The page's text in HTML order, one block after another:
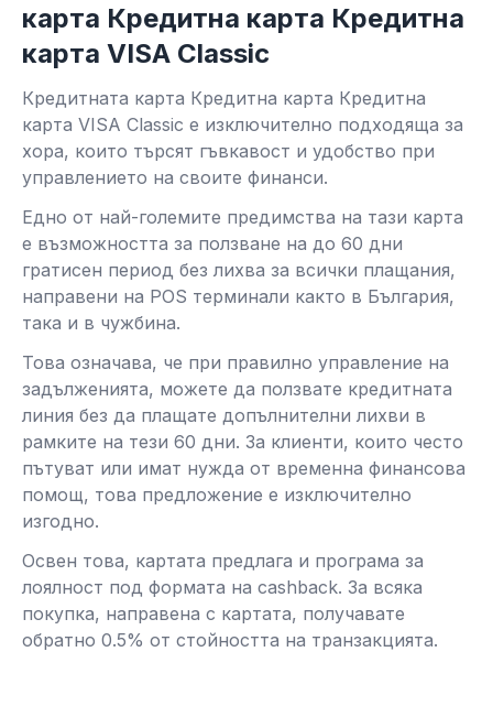
карта Кредитна карта Кредитна
карта VISA Classic
Кредитната карта Кредитна карта Кредитна
карта VISA Classic е изключително подходяща за
хора, които търсят гъвкавост и удобство при
управлението на своите финанси.
Едно от най-големите предимства на тази карта
е възможността за ползване на до 60 дни
гратисен период без лихва за всички плащания,
направени на POS терминали както в България,
така и в чужбина.
Това означава, че при правилно управление на
задълженията, можете да ползвате кредитната
линия без да плащате допълнителни лихви в
рамките на тези 60 дни. За клиенти, които често
пътуват или имат нужда от временна финансова
помощ, това предложение е изключително
изгодно.
Освен това, картата предлага и програма за
лоялност под формата на cashback. За всяка
покупка, направена с картата, получавате
обратно 0.5% от стойността на транзакцията.